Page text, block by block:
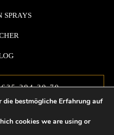
SPRAYS
294 30 70
bestmögliche Erfahrung auf
cookies we are using or